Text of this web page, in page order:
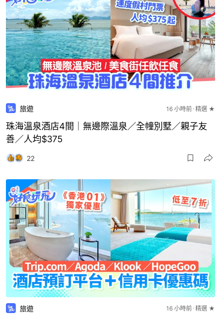
旅遊 16 小時前 精選 ★
珠海溫泉酒店4間｜無邊際溫泉／全幢別墅／親子友
善／人均$375
22
旅遊 16 小時前 精選 ★